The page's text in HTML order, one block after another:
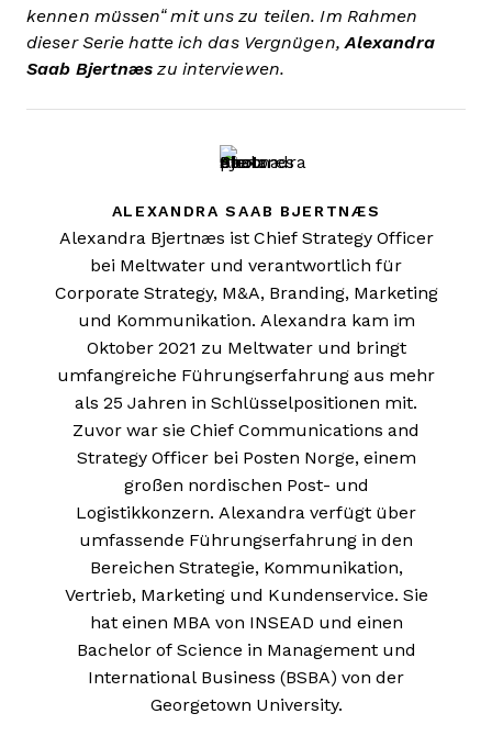
kennen müssen“ mit uns zu teilen. Im Rahmen
dieser Serie hatte ich das Vergnügen, Alexandra
Saab Bjertnæs zu interviewen.
ALEXANDRA SAAB BJERTNÆS
Alexandra Bjertnæs ist Chief Strategy Officer
bei Meltwater und verantwortlich für
Corporate Strategy, M&A, Branding, Marketing
und Kommunikation. Alexandra kam im
Oktober 2021 zu Meltwater und bringt
umfangreiche Führungserfahrung aus mehr
als 25 Jahren in Schlüsselpositionen mit.
Zuvor war sie Chief Communications and
Strategy Officer bei Posten Norge, einem
großen nordischen Post- und
Logistikkonzern. Alexandra verfügt über
umfassende Führungserfahrung in den
Bereichen Strategie, Kommunikation,
Vertrieb, Marketing und Kundenservice. Sie
hat einen MBA von INSEAD und einen
Bachelor of Science in Management und
International Business (BSBA) von der
Georgetown University.